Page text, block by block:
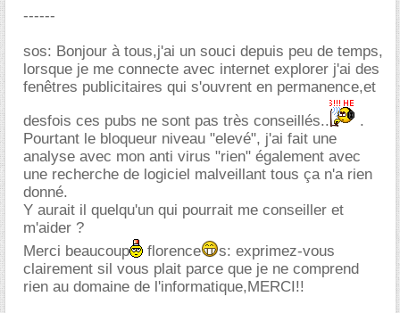
------
sos: Bonjour à tous,j'ai un souci depuis peu de temps,
lorsque je me connecte avec internet explorer j'ai des
fenêtres publicitaires qui s'ouvrent en permanence,et
desfois ces pubs ne sont pas très conseillés..
.
Pourtant le bloqueur niveau "elevé", j'ai fait une
analyse avec mon anti virus "rien" également avec
une recherche de logiciel malveillant tous ça n'a rien
donné.
Y aurait il quelqu'un qui pourrait me conseiller et
m'aider ?
Merci beaucoup
florence
s: exprimez-vous
clairement sil vous plait parce que je ne comprend
rien au domaine de l'informatique,MERCI!!